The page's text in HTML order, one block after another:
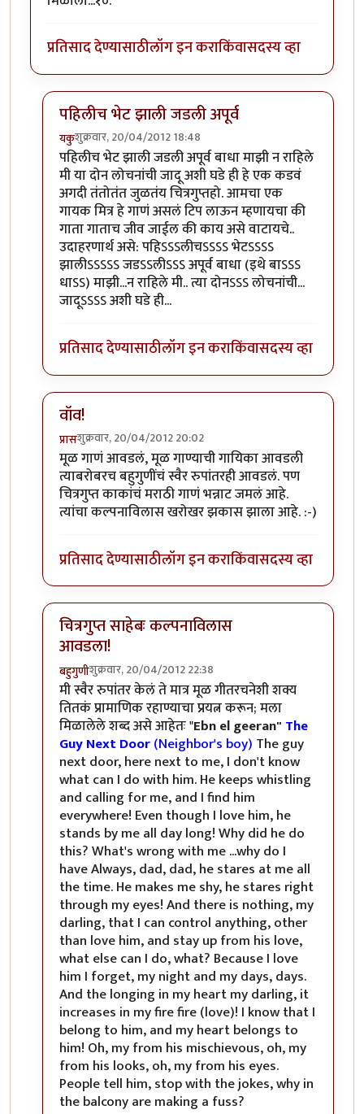
प्रतिसाद देण्यासाठीलॉग इन कराकिंवासदस्य व्हा
पहिलीच भेट झाली जडली अपूर्व
यकुशुक्रवार, 20/04/2012 18:48
In reply toनॅन्सीला माझा सलाम ... "इतुकी कशी खुळी मी ..."
पहिलीच भेट झाली जडली अपूर्व बाधा माझी न राहिले
मी या दोन लोचनांची जादू अशी घडे ही हे एक कडवं
अगदी तंतोतंत जुळतंय चित्रगुप्तहो. आमचा एक
गायक मित्र हे गाणं असलं टिप लाऊन म्हणायचा की
गाता गाताच जीव जाईल की काय असे वाटायचे..
उदाहरणार्थ असे: पहिऽऽऽलीचऽऽऽऽ भेटऽऽऽऽ
झालीऽऽऽऽऽ जडऽऽलीऽऽऽ अपूर्व बाधा (इथे बाऽऽऽ
धाऽऽ) माझी...न राहिले मी.. त्या दोनऽऽऽ लोचनांची...
जादूऽऽऽऽ अशी घडे ही...
प्रतिसाद देण्यासाठीलॉग इन कराकिंवासदस्य व्हा
वॉव!
प्रासशुक्रवार, 20/04/2012 20:02
In reply toनॅन्सीला माझा सलाम ... "इतुकी कशी खुळी मी ..."
मूळ गाणं आवडलं, मूळ गाण्याची गायिका आवडली
त्याबरोबरच बहुगुणींचं स्वैर रुपांतरही आवडलं. पण
चित्रगुप्त काकांचं मराठी गाणं भन्नाट जमलं आहे.
त्यांचा कल्पनाविलास खरोखर झकास झाला आहे. :-)
प्रतिसाद देण्यासाठीलॉग इन कराकिंवासदस्य व्हा
चित्रगुप्त साहेबः कल्पनाविलास
आवडला!
बहुगुणीशुक्रवार, 20/04/2012 22:38
In reply toनॅन्सीला माझा सलाम ... "इतुकी कशी खुळी मी ..."
मी स्वैर रुपांतर केलं ते मात्र मूळ गीतरचनेशी शक्य
तितकं प्रामाणिक रहाण्याचा प्रयत्न करून; मला
मिळालेले शब्द असे आहेतः "Ebn el geeran" The
Guy Next Door(Neighbor's boy) The guy
next door, here next to me, I don't know
what can I do with him. He keeps whistling
and calling for me, and I find him
everywhere! Even though I love him, he
stands by me all day long! Why did he do
this? What's wrong with me ...why do I
have Always, dad, dad, he stares at me all
the time. He makes me shy, he stares right
through my eyes! And there is nothing, my
darling, that I can control anything, other
than love him, and stay up from his love,
what else can I do, what? Because I love
him I forget, my night and my days, days.
And the longing in my heart my darling, it
increases in my fire fire (love)! I know that I
belong to him, and my heart belongs to
him! Oh, my from his mischievous, oh, my
from his looks, oh, my from his eyes.
People tell him, stop with the jokes, why in
the balcony are making a fuss?